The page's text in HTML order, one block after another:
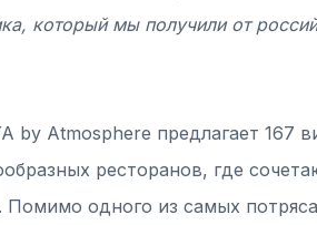
который мы получили от
by Atmosphere предлагает 167
ресторанов, где
Помимо одного из самых